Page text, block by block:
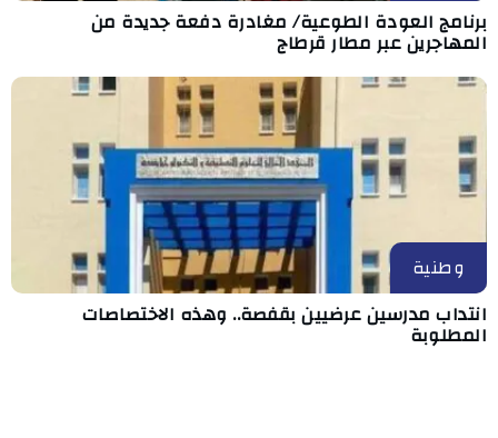
برنامج العودة الطوعية/ مغادرة دفعة جديدة من
المهاجرين عبر مطار قرطاج
وطنية
انتداب مدرسين عرضيين بقفصة.. وهذه الاختصاصات
المطلوبة